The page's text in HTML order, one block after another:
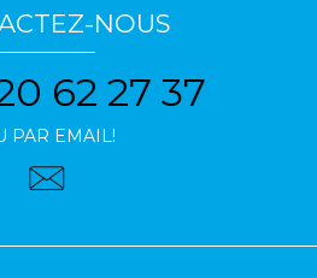
NOUS
62 27 37
PAR EMAIL!